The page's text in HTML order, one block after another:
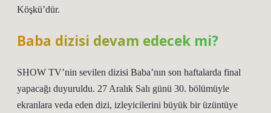
Köşkü’dür.
Baba dizisi devam edecek mi?
SHOW TV’nin sevilen dizisi Baba’nın son haftalarda final
yapacağı duyuruldu. 27 Aralık Salı günü 30. bölümüyle
ekranlara veda eden dizi, izleyicilerini büyük bir üzüntüye